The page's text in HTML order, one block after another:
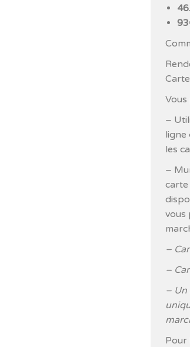
–
ligne
les
–
carte
vous
–
–
–
Pour